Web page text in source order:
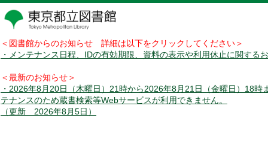
＜図書館からのお知らせ 詳細は以下をクリックしてください＞
・メンテナンス日程、IDの有効期限、資料の表示や利用休止に関する
＜最新のお知らせ＞
・2026年8月20日（木曜日）21時から2026年8月21日（金曜日）18時
テナンスのため蔵書検索等Webサービスが利用できません。
（更新 2026年8月5日）